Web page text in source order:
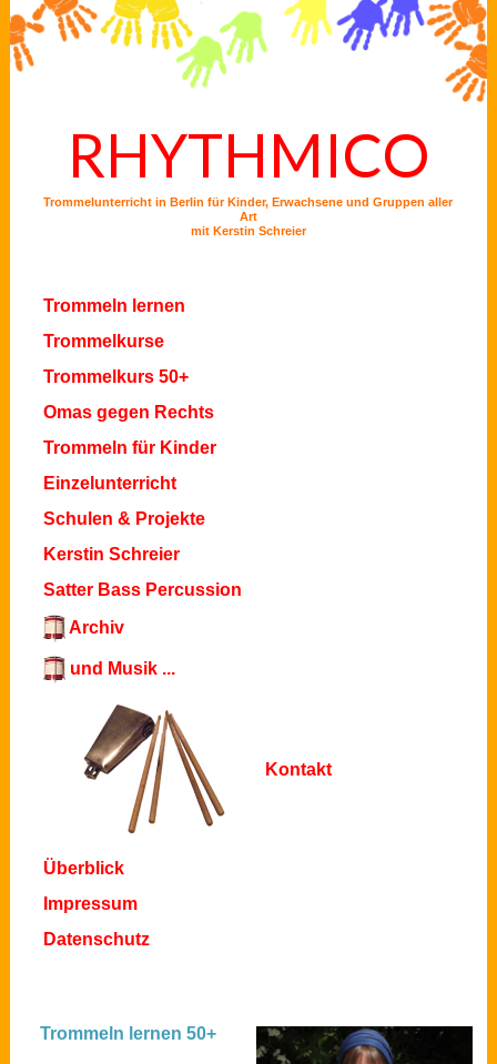
RHYTHMICO
Trommelunterricht in Berlin für Kinder, Erwachsene und Gruppen aller
Art
mit Kerstin Schreier
Trommeln lernen
Trommelkurse
Trommelkurs 50+
Omas gegen Rechts
Trommeln für Kinder
Einzelunterricht
Schulen & Projekte
Kerstin Schreier
Satter Bass Percussion
Archiv
und Musik ...
Kontakt
Überblick
Impressum
Datenschutz
Trommeln lernen 50+